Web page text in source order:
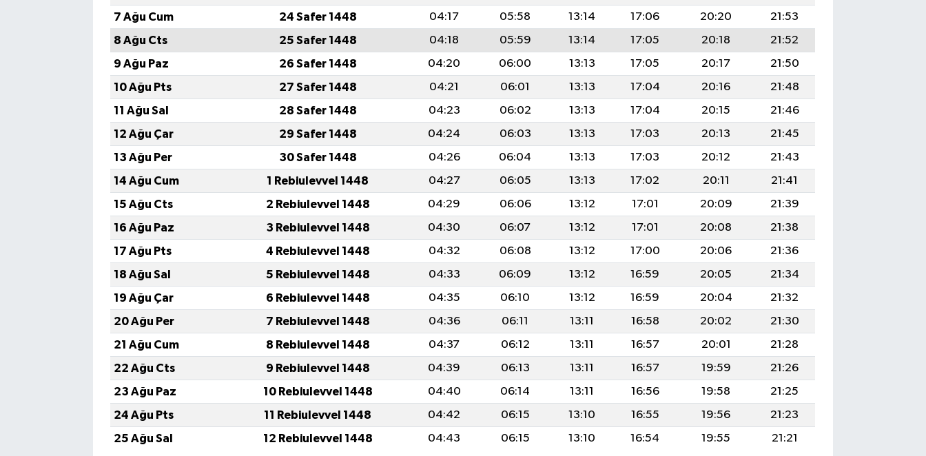
7 Ağu Cum
24 Safer 1448 04:17 05:58 13:14 17:06 20:20
21:53
8 Ağu Cts
25 Safer 1448 04:18 05:59 13:14 17:05 20:18
21:52
9 Ağu Paz
26 Safer 1448 04:20 06:00 13:13 17:05 20:17
21:50
10 Ağu Pts
27 Safer 1448 04:21 06:01 13:13 17:04 20:16
21:48
11 Ağu Sal
28 Safer 1448 04:23 06:02 13:13 17:04 20:15
21:46
12 Ağu Çar
29 Safer 1448 04:24 06:03 13:13 17:03 20:13
21:45
13 Ağu Per
30 Safer 1448 04:26 06:04 13:13 17:03 20:12
21:43
14 Ağu Cum
1 Rebiulevvel 1448 04:27 06:05 13:13 17:02 20:11
21:41
15 Ağu Cts
2 Rebiulevvel 1448 04:29 06:06 13:12 17:01 20:09
21:39
16 Ağu Paz
3 Rebiulevvel 1448 04:30 06:07 13:12 17:01 20:08
21:38
17 Ağu Pts
4 Rebiulevvel 1448 04:32 06:08 13:12 17:00 20:06
21:36
18 Ağu Sal
5 Rebiulevvel 1448 04:33 06:09 13:12 16:59 20:05
21:34
19 Ağu Çar
6 Rebiulevvel 1448 04:35 06:10 13:12 16:59 20:04
21:32
20 Ağu Per
7 Rebiulevvel 1448 04:36 06:11 13:11 16:58 20:02
21:30
21 Ağu Cum
8 Rebiulevvel 1448 04:37 06:12 13:11 16:57 20:01
21:28
22 Ağu Cts
9 Rebiulevvel 1448 04:39 06:13 13:11 16:57 19:59
21:26
23 Ağu Paz
10 Rebiulevvel 1448 04:40 06:14 13:11 16:56 19:58
21:25
24 Ağu Pts
11 Rebiulevvel 1448 04:42 06:15 13:10 16:55 19:56
21:23
25 Ağu Sal
12 Rebiulevvel 1448 04:43 06:15 13:10 16:54 19:55 21:21